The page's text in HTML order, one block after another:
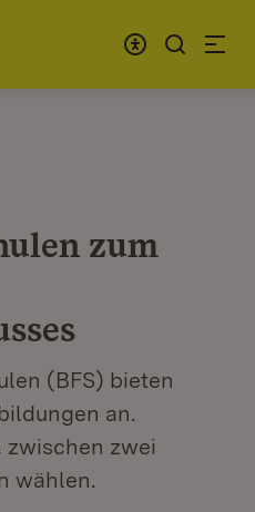
zum
(BFS) bieten
an.
zwischen zwei
wählen.